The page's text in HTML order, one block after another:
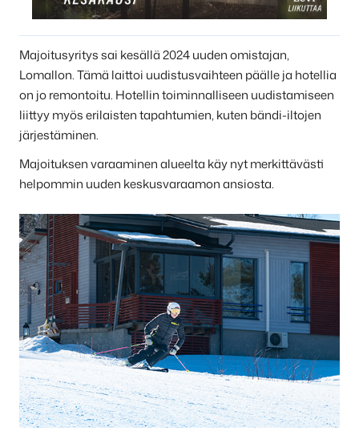
Majoitusyritys sai kesällä 2024 uuden omistajan,
Lomallon. Tämä laittoi uudistusvaihteen päälle ja hotellia
on jo remontoitu. Hotellin toiminnalliseen uudistamiseen
liittyy myös erilaisten tapahtumien, kuten bändi-iltojen
järjestäminen.
Majoituksen varaaminen alueelta käy nyt merkittävästi
helpommin uuden keskusvaraamon ansiosta.